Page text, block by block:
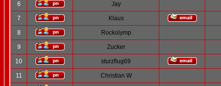
6 Jay
7 Klaus
8 Rockolymp
9 Zucker
10 sturzflug69
11 Christian W